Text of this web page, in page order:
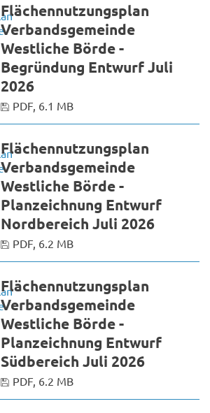
Flächennutzungsplan
Verbandsgemeinde
Westliche Börde -
Begründung Entwurf Juli
2026
PDF, 6.1 MB
Flächennutzungsplan
Verbandsgemeinde
Westliche Börde -
Planzeichnung Entwurf
Nordbereich Juli 2026
PDF, 6.2 MB
Flächennutzungsplan
Verbandsgemeinde
Westliche Börde -
Planzeichnung Entwurf
Südbereich Juli 2026
PDF, 6.2 MB